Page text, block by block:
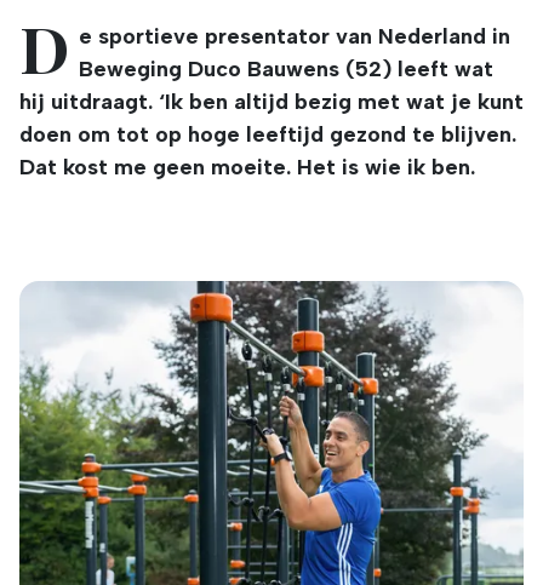
D e sportieve presentator van Nederland in
Beweging Duco Bauwens (52) leeft wat
hij uitdraagt. ‘Ik ben altijd bezig met wat je kunt
doen om tot op hoge leeftijd gezond te blijven.
Dat kost me geen moeite. Het is wie ik ben.